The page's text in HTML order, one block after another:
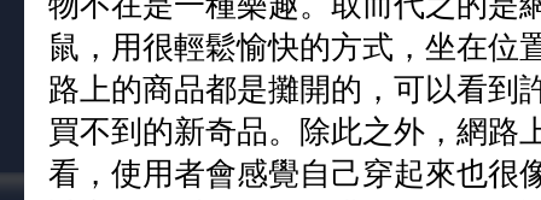
鼠，用很輕鬆愉快的方式，坐在位
路上的商品都是攤開的，可以看到
買不到的新奇品。除此之外，網路
看，使用者會感覺自己穿起來也很